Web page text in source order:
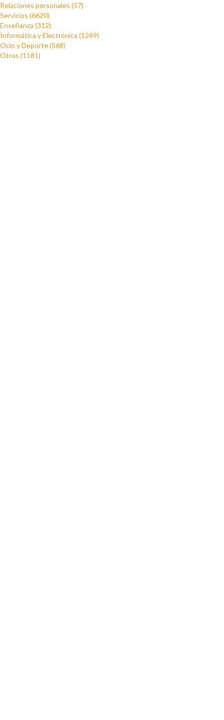
Relaciones personales (57)
Servicios (6620)
Enseñanza (312)
Informática y Electrónica (1249)
Ocio y Deporte (568)
Otros (1181)